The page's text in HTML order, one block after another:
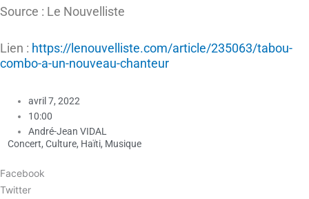
Source : Le Nouvelliste
Lien : https://lenouvelliste.com/article/235063/tabou-
combo-a-un-nouveau-chanteur
avril 7, 2022
10:00
André-Jean VIDAL
Concert, Culture, Haïti, Musique
Facebook
Twitter